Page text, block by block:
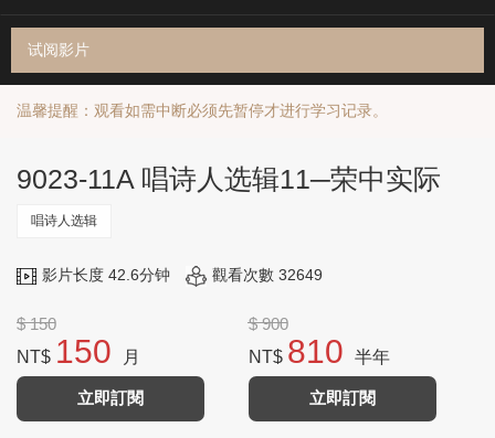
试阅影片
温馨提醒：观看如需中断必须先暂停才进行学习记录。
9023-11A 唱诗人选辑11─荣中实际
唱诗人选辑
影片长度 42.6分钟 觀看次數 32649
$ 150
NT$ 150 月
立即訂閱
$ 900
NT$ 810 半年
立即訂閱